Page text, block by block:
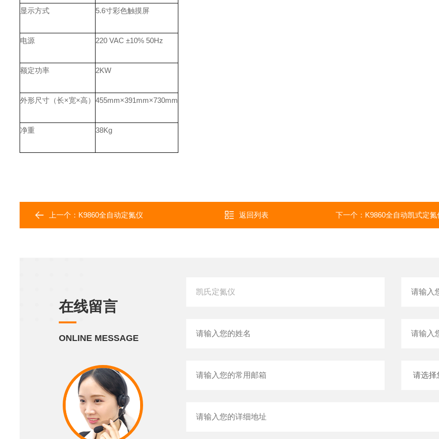
显示方式 5.6寸彩色触摸屏
电源 220 VAC ±10% 50Hz
额定功率 2KW
外形尺寸（长×宽×高） 455mm×391mm×730mm
净重 38Kg
上一个： K9860全自动定氮仪 返回列表 下一个： K9860全自动凯式定氮
在线留言
ONLINE MESSAGE